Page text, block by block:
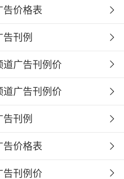
告价格表
告刊例
广告刊例价
广告刊例价
告刊例
价格表
刊例价